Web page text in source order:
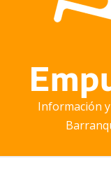
Información